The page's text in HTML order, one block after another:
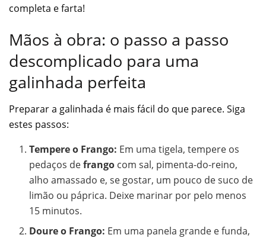
completa e farta!
Mãos à obra: o passo a passo
descomplicado para uma
galinhada perfeita
Preparar a galinhada é mais fácil do que parece. Siga
estes passos:
Tempere o Frango: Em uma tigela, tempere os
pedaços defrango com sal, pimenta-do-reino,
alho amassado e, se gostar, um pouco de suco de
limão ou páprica. Deixe marinar por pelo menos
15 minutos.
Doure o Frango: Em uma panela grande e funda,